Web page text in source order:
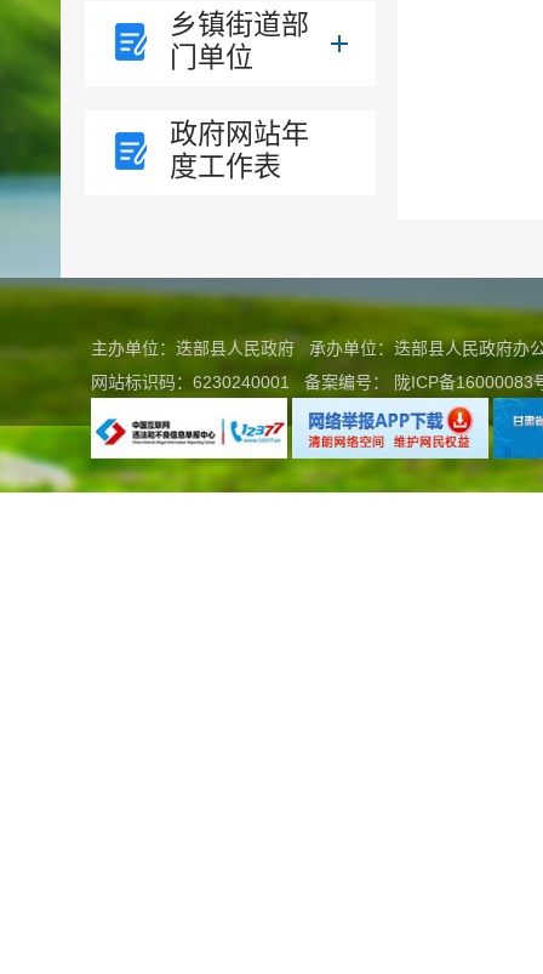
乡镇街道部
门单位
政府网站年
度工作表
主办单位：迭部县人民政府 承办单位：迭部县人民政府
网站标识码：6230240001
备案编号： 陇ICP备16000083